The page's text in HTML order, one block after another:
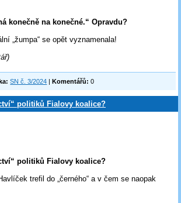
konečně na konečné.“ Opravdu?
„žumpa“ se opět vyznamenala!
SN č. 3/2024 |Komentářů: 0
politiků Fialovy koalice?
politiků Fialovy koalice?
trefil do „černého“ a v čem se naopak